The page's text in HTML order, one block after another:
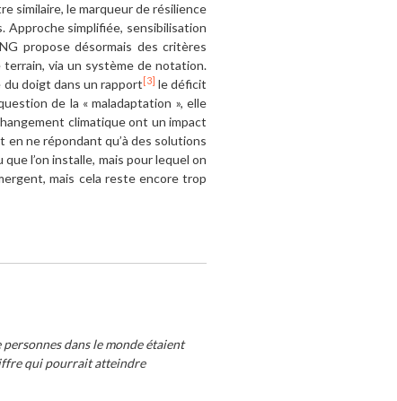
similaire, le marqueur de résilience
Approche simplifiée, sensibilisation
propose désormais des critères
terrain, via un système de notation.
du doigt dans un rapport [3] le déficit
de la « maladaptation », elle
climatique ont un impact
en ne répondant qu’à des solutions
l’on installe, mais pour lequel on
mais cela reste encore trop
dans le monde étaient
qui pourrait atteindre